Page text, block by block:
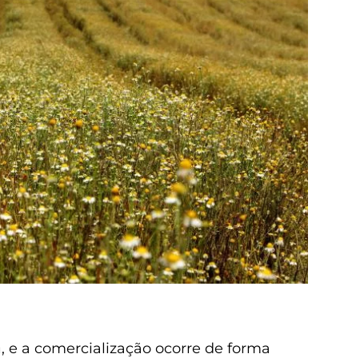
e a comercialização ocorre de forma